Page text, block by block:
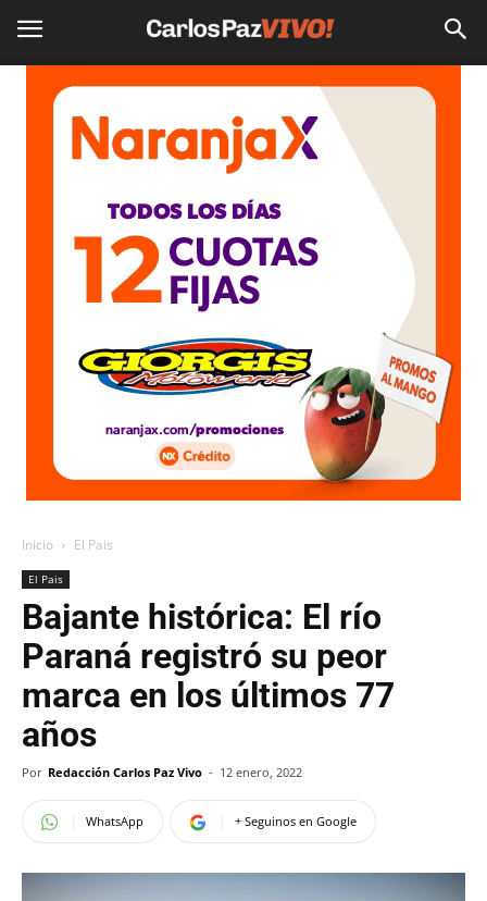
Inicio El Pais
El Pais
Bajante histórica: El río
Paraná registró su peor
marca en los últimos 77
años
Por Redacción Carlos Paz Vivo - 12 enero, 2022
WhatsApp + Seguinos en Google